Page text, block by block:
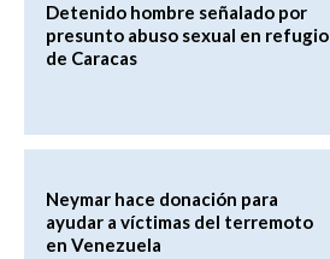
Detenido hombre señalado por
presunto abuso sexual en refugio
de Caracas
Neymar hace donación para
ayudar a víctimas del terremoto
en Venezuela